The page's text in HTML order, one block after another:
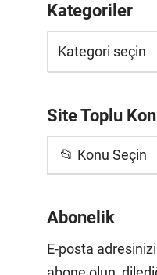
Kategoriler
Site Toplu
📂 Konu Seçin
Abonelik
E-posta